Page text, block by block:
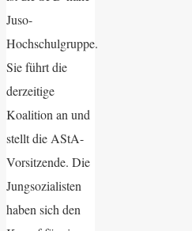
Juso-
Hochschulgruppe.
Sie führt die
derzeitige
Koalition an und
stellt die AStA-
Vorsitzende. Die
Jungsozialisten
haben sich den